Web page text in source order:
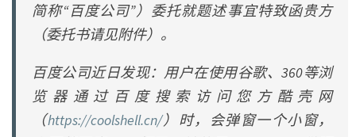
简称“百度公司”）委托就题述事宜特致函贵方
（委托书请见附件）。
百度公司近日发现：用户在使用谷歌、360等浏
览器通过百度搜索访问您方酷壳网
（https://coolshell.cn/）时，会弹窗一个小窗，